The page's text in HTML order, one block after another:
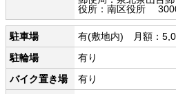
役所：南区役所
駐車場
有(敷地内) 月額：
駐輪場
有り
バイク置き場
有り